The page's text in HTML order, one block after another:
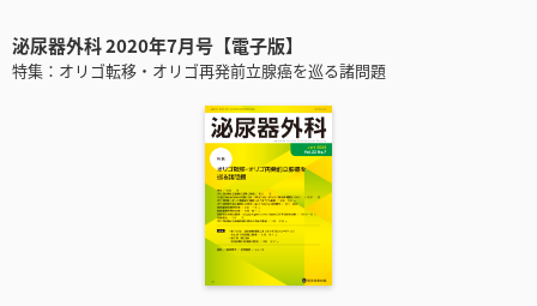
泌尿器外科 2020年7月号【電子版】
特集：オリゴ転移・オリゴ再発前立腺癌を巡る諸問題